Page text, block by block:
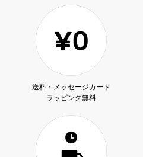
送料・メッセージカード
ラッピング無料